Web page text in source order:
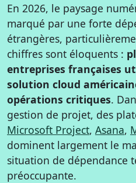
En 2026, le paysage
marqué par une forte
étrangères,
chiffres sont éloquents :
entreprises françaises
solution cloud
opérations critiques.
gestion de projet, des
Microsoft Project, Asana,
dominent largement le
situation de dépendance
préoccupante.